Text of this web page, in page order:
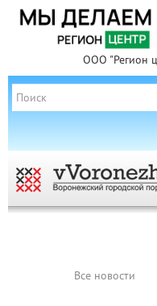
ООО "Регион
Все новости